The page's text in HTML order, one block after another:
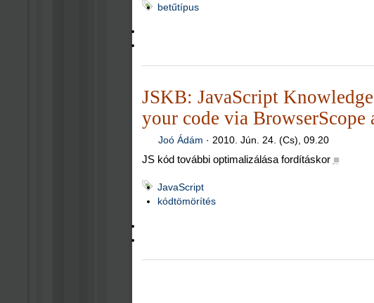
betűtípus
JSKB: JavaScript
your code via BrowserScope
Joó Ádám ·2010. Jún. 24. (Cs), 09.20
JS kód további optimalizálása fordításkor ■
JavaScript
kódtömörítés